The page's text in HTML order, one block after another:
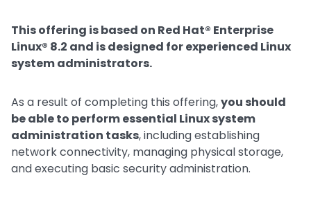
This offering is based on Red Hat® Enterprise
Linux® 8.2 and is designed for experienced Linux
system administrators.
As a result of completing this offering,you should
be able to perform essential Linux system
administration tasks, including establishing
network connectivity, managing physical storage,
and executing basic security administration.